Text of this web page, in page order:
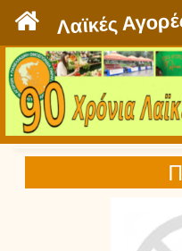
Λαϊκές